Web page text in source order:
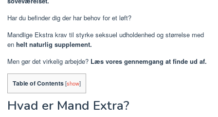
Har du befinder dig der har behov for et løft?
Mandlige Ekstra krav til styrke seksuel udholdenhed og størrelse med
en helt naturlig supplement.
Men gør det virkelig arbejde? Læs vores gennemgang at finde ud af.
Table of Contents[show]
Hvad er Mand Extra?